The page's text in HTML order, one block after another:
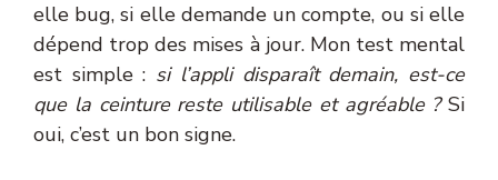
elle bug, si elle demande un compte, ou si elle
dépend trop des mises à jour. Mon test mental
est simple : si l’appli disparaît demain, est-ce
que la ceinture reste utilisable et agréable ?Si
oui, c’est un bon signe.